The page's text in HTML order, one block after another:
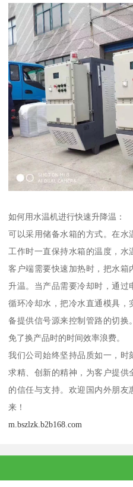
如何用水温机进行快速升降温：
可以采用储备水箱的方式。在
工作时一直保持水箱的温度，水
客户端需要快速加热时，把水箱
升温。当产品需要冷却时，通
循环冷却水，把冷水直通模具
备提供信号源来控制管路的切换
免了换产品时的时间效率浪费。
我们公司始终坚持品质如一，时
求精、创新的精神，为客户提供
的信任与支持。欢迎国内外朋
来！
m.bszlzk.b2b168.com